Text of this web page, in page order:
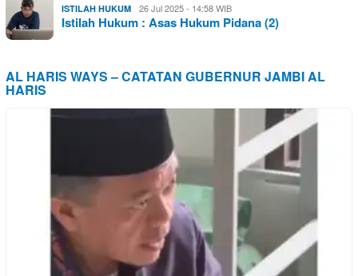
ISTILAH HUKUM 26 Jul 2025 - 14:58 WIB
Istilah Hukum : Asas Hukum Pidana (2)
AL HARIS WAYS – CATATAN GUBERNUR JAMBI AL
HARIS